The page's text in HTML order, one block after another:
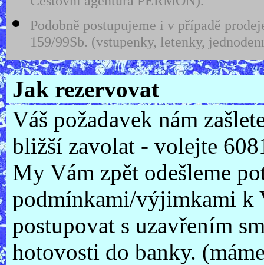
Podobně postupujeme i v případě
159/99Sb. (vstupenky, letenky,
Jak rezervovat
Váš požadavek nám
bližší zavolat - volejte
My Vám zpět odešleme
podmínkami/výjimkami k
postupovat s uzavřením
hotovosti do banky.